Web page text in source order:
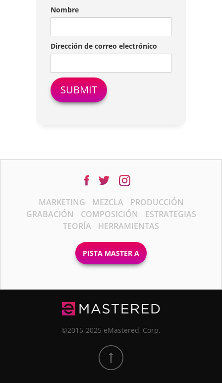
Nombre
Dirección de correo electrónico
MARKETING MEZCLA
PRODUCCIÓN
GRABACIÓN
COMPOSICIÓN
ESTRATEGIAS
TEORÍA
HERRAMIENTAS
PISTA MASTER A
©2015-2025 eMastered, Corp.